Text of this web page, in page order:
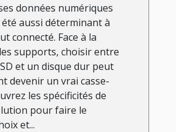
données numériques
été aussi déterminant à
connecté. Face à la
supports, choisir entre
et un disque dur peut
devenir un vrai casse-
les spécificités de
pour faire le
et...